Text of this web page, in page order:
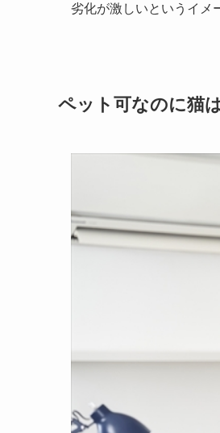
劣化が激しいというイメ
ペット可なのに猫